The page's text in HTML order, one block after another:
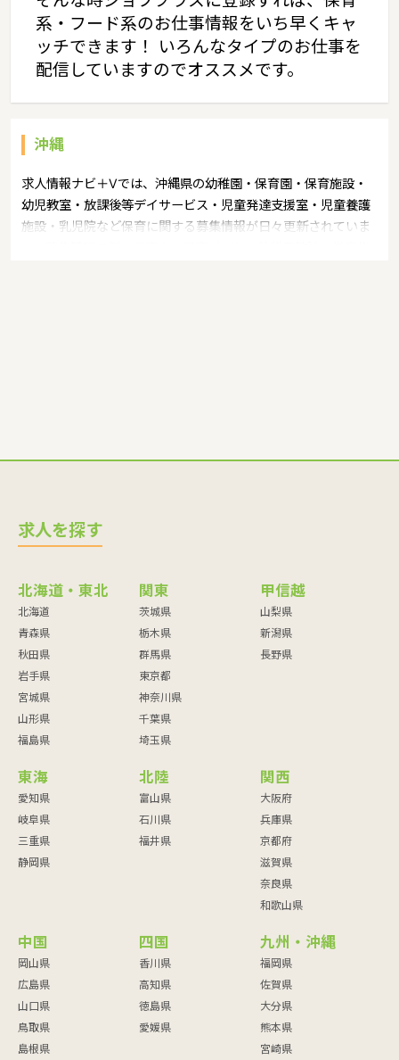
系・フード系のお仕事情報をいち早くキャ
ッチできます！ いろんなタイプのお仕事を
配信していますのでオススメです。
沖縄
求人情報ナビ＋Vでは、沖縄県の幼稚園・保育園・保育施設・
幼児教室・放課後等デイサービス・児童発達支援室・児童養護
施設・乳児院など保育に関する募集情報が日々更新されていま
求人を探す
北海道・東北
北海道
青森県
秋田県
岩手県
宮城県
山形県
福島県
関東
茨城県
栃木県
群馬県
東京都
神奈川県
千葉県
埼玉県
甲信越
山梨県
新潟県
長野県
東海
愛知県
岐阜県
三重県
静岡県
北陸
富山県
石川県
福井県
関西
大阪府
兵庫県
京都府
滋賀県
奈良県
和歌山県
中国
岡山県
広島県
山口県
鳥取県
島根県
四国
香川県
高知県
徳島県
愛媛県
九州・沖縄
福岡県
佐賀県
大分県
熊本県
宮崎県